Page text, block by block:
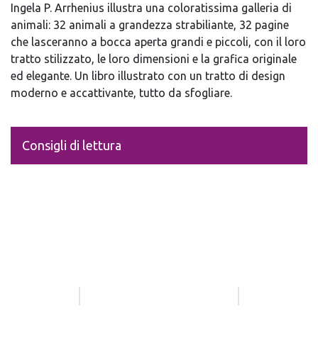
Ingela P. Arrhenius illustra una coloratissima galleria di
animali: 32 animali a grandezza strabiliante, 32 pagine
che lasceranno a bocca aperta grandi e piccoli, con il loro
tratto stilizzato, le loro dimensioni e la grafica originale
ed elegante. Un libro illustrato con un tratto di design
moderno e accattivante, tutto da sfogliare.
Consigli di lettura